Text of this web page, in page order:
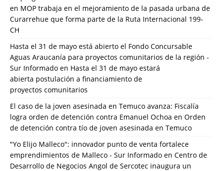
en MOP trabaja en el mejoramiento de la pasada urbana de
Curarrehue que forma parte de la Ruta Internacional 199-
CH
Hasta el 31 de mayo está abierto el Fondo Concursable
Aguas Araucanía para proyectos comunitarios de la región -
Sur Informado en Hasta el 31 de mayo estará
abierta postulación a financiamiento de
proyectos comunitarios
El caso de la joven asesinada en Temuco avanza: Fiscalía
logra orden de detención contra Emanuel Ochoa en Orden
de detención contra tío de joven asesinada en Temuco
"Yo Elijo Malleco": innovador punto de venta fortalece
emprendimientos de Malleco - Sur Informado en Centro de
Desarrollo de Negocios Angol de Sercotec inaugura un